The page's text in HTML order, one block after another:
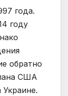
года.
году
обратно
США